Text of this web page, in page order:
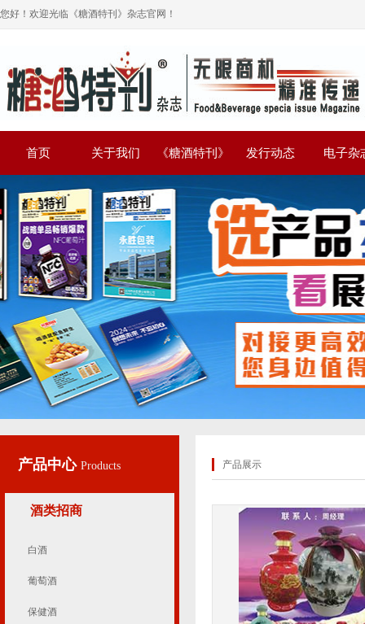
您好！欢迎光临《糖酒特刊》杂志官网！
首页 关于我们 《糖酒特刊》 发行动态 电子杂
产品中心 Products
酒类招商
白酒
葡萄酒
保健酒
产品展示